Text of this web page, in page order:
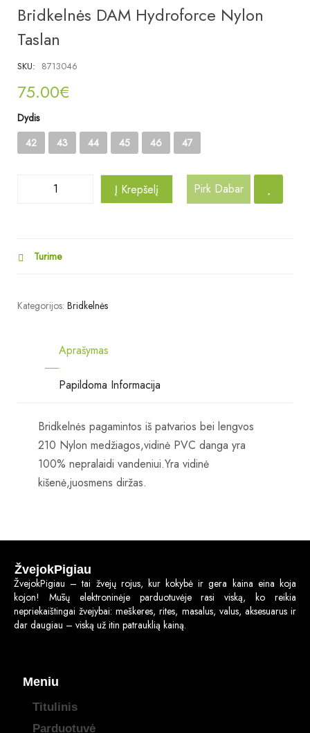
Bridkelnės DAM Hydroforce Nylon
Taslan
SKU: 8713046
75.00€
Dydis
42
43 44 45 46 47
Į Krepšelį Pirk Dabar
Turime
Kategorijos: Bridkelnės
Aprašymas
Papildoma Informacija
Bridkelnės pagamintos iš patvarios bei lengvos
210 Nylon medžiagos,vidinė PVC danga yra
100% nepralaidi vandeniui.Yra vidinė
kišenė,juosmens diržas.
ŽvejokPigiau
ŽvejokPigiau – tai žvejų rojus, kur kokybė ir gera kaina eina koja
kojon! Mūsų elektroninėje parduotuvėje rasi viską, ko reikia
nepriekaištingai žvejybai: meškeres, rites, masalus, valus, aksesuarus ir
dar daugiau – viską už itin patrauklią kainą.
Meniu
Titulinis
Parduotuvė